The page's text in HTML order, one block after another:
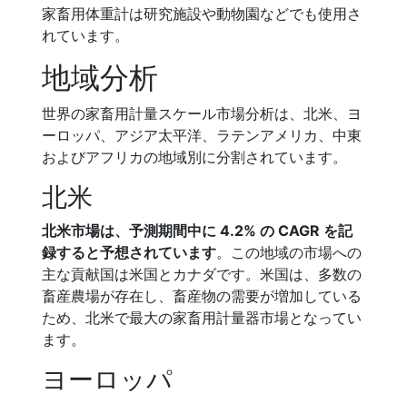
家畜用体重計は研究施設や動物園などでも使用さ
れています。
地域分析
世界の家畜用計量スケール市場分析は、北米、ヨ
ーロッパ、アジア太平洋、ラテンアメリカ、中東
およびアフリカの地域別に分割されています。
北米
北米市場は、予測期間中に 4.2% の CAGR を記
録すると予想されています。この地域の市場への
主な貢献国は米国とカナダです。米国は、多数の
畜産農場が存在し、畜産物の需要が増加している
ため、北米で最大の家畜用計量器市場となってい
ます。
ヨーロッパ